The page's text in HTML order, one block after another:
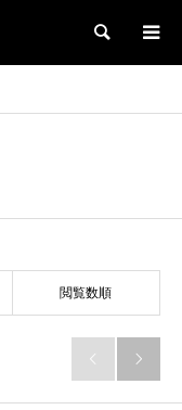
検索
閲覧数順
 